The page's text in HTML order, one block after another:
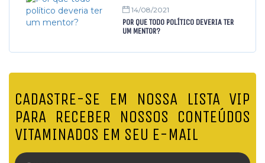
14/08/2021
POR QUE TODO POLÍTICO DEVERIA TER
UM MENTOR?
CADASTRE-SE EM NOSSA LISTA VIP
PARA RECEBER NOSSOS CONTEÚDOS
VITAMINADOS EM SEU E-MAIL